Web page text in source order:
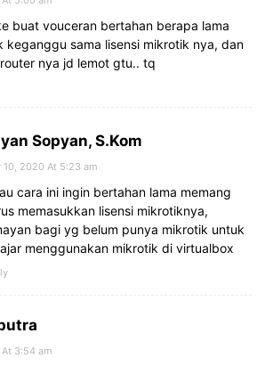
buat vouceran bertahan berapa lama
keganggu sama lisensi mikrotik nya, dan
nya jd lemot gtu.. tq
Sopyan, S.Kom
10, 2020 At 5:23 am
cara ini ingin bertahan lama memang
memasukkan lisensi mikrotiknya,
bagi yg belum punya mikrotik untuk
menggunakan mikrotik di virtualbox
3:54 am